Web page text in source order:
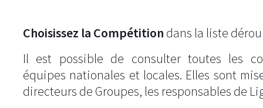
Choisissez la Compétition dans la liste
Il est possible de consulter toutes les
équipes nationales et locales. Elles sont
directeurs de Groupes, les responsables de